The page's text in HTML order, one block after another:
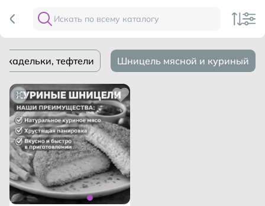
тефтели Шницель мясной и куриный